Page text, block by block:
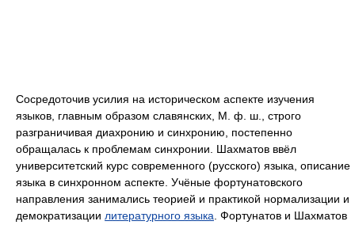
Сосредоточив усилия на историческом аспекте изучения
языков, главным образом славянских, М. ф. ш., строго
разграничивая диахронию и синхронию, постепенно
обращалась к проблемам синхронии. Шахматов ввёл
университетский курс современного (русского) языка, описание
языка в синхронном аспекте. Учёные фортунатовского
направления занимались теорией и практикой нормализации и
демократизации литературного языка . Фортунатов и Шахматов